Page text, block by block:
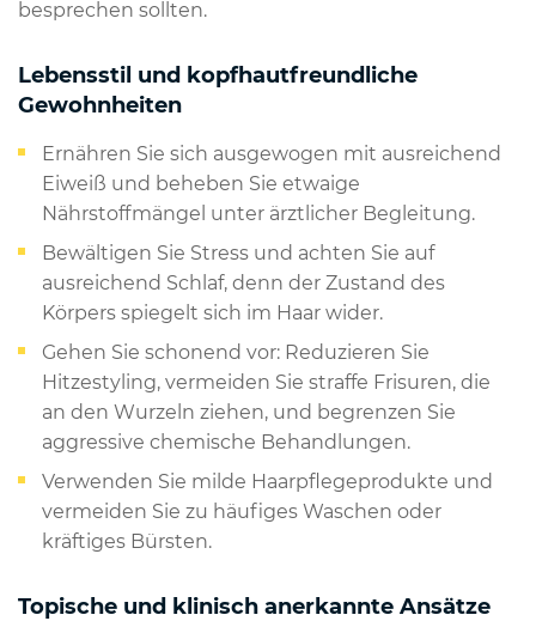
besprechen sollten.
Lebensstil und kopfhautfreundliche
Gewohnheiten
Ernähren Sie sich ausgewogen mit ausreichend
Eiweiß und beheben Sie etwaige
Nährstoffmängel unter ärztlicher Begleitung.
Bewältigen Sie Stress und achten Sie auf
ausreichend Schlaf, denn der Zustand des
Körpers spiegelt sich im Haar wider.
Gehen Sie schonend vor: Reduzieren Sie
Hitzestyling, vermeiden Sie straffe Frisuren, die
an den Wurzeln ziehen, und begrenzen Sie
aggressive chemische Behandlungen.
Verwenden Sie milde Haarpflegeprodukte und
vermeiden Sie zu häufiges Waschen oder
kräftiges Bürsten.
Topische und klinisch anerkannte Ansätze